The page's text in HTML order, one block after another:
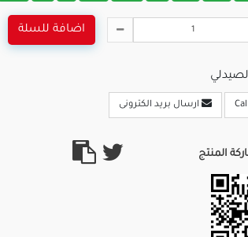
اضافة للسلة
ارسال بريد الكترونى
المنتج